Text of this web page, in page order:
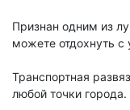
Признан одним из
можете отдохнуть с
Транспортная
любой точки города.